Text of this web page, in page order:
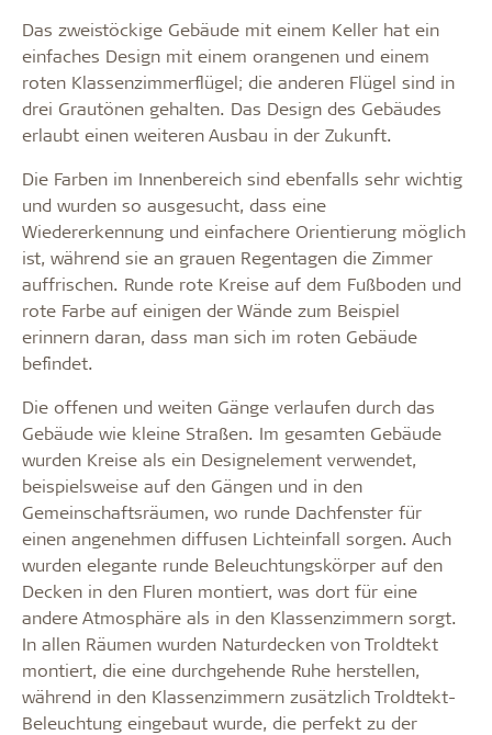
Das zweistöckige Gebäude mit einem Keller hat ein
einfaches Design mit einem orangenen und einem
roten Klassenzimmerflügel; die anderen Flügel sind in
drei Grautönen gehalten. Das Design des Gebäudes
erlaubt einen weiteren Ausbau in der Zukunft.
Die Farben im Innenbereich sind ebenfalls sehr wichtig
und wurden so ausgesucht, dass eine
Wiedererkennung und einfachere Orientierung möglich
ist, während sie an grauen Regentagen die Zimmer
auffrischen. Runde rote Kreise auf dem Fußboden und
rote Farbe auf einigen der Wände zum Beispiel
erinnern daran, dass man sich im roten Gebäude
befindet.
Die offenen und weiten Gänge verlaufen durch das
Gebäude wie kleine Straßen. Im gesamten Gebäude
wurden Kreise als ein Designelement verwendet,
beispielsweise auf den Gängen und in den
Gemeinschaftsräumen, wo runde Dachfenster für
einen angenehmen diffusen Lichteinfall sorgen. Auch
wurden elegante runde Beleuchtungskörper auf den
Decken in den Fluren montiert, was dort für eine
andere Atmosphäre als in den Klassenzimmern sorgt.
In allen Räumen wurden Naturdecken von Troldtekt
montiert, die eine durchgehende Ruhe herstellen,
während in den Klassenzimmern zusätzlich Troldtekt-
Beleuchtung eingebaut wurde, die perfekt zu der